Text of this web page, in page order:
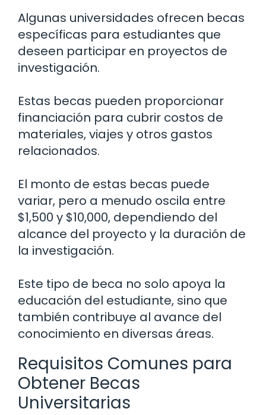
Algunas universidades ofrecen becas
específicas para estudiantes que
deseen participar en proyectos de
investigación.
Estas becas pueden proporcionar
financiación para cubrir costos de
materiales, viajes y otros gastos
relacionados.
El monto de estas becas puede
variar, pero a menudo oscila entre
$1,500 y $10,000, dependiendo del
alcance del proyecto y la duración de
la investigación.
Este tipo de beca no solo apoya la
educación del estudiante, sino que
también contribuye al avance del
conocimiento en diversas áreas.
Requisitos Comunes para
Obtener Becas
Universitarias